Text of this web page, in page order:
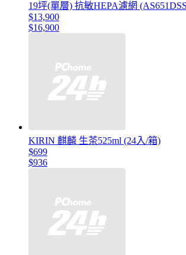
19坪(單層) 抗敏HEPA濾網
$13,900
$16,900
KIRIN 麒麟 生茶525ml (24入/箱)
$699
$936